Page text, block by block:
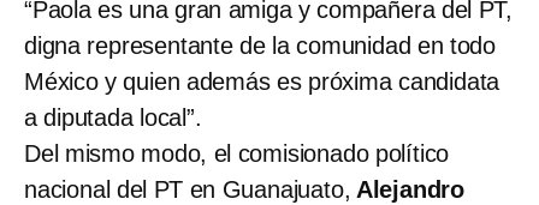
“Paola es una gran amiga y compañera del PT,
digna representante de la comunidad en todo
México y quien además es próxima candidata
a diputada local”.
Del mismo modo, el comisionado político
nacional del PT en Guanajuato, Alejandro